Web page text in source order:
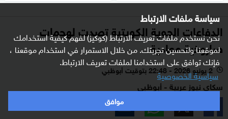
سياسة ملفات الارتباط
نحن نستخدم ملفات تعريف الارتباط (كوكيز) لفهم كيفية استخدامك
لموقعنا ولتحسين تجربتك. من خلال الاستمرار في استخدام موقعنا ،
فإنك توافق على استخدامنا لملفات تعريف الارتباط.
سياسية الخصوصية
موافق
الدفاعات الجوية الكويتية تصدت لهجمات
صاروخية معادية
l 2 يونيو 2026 - 22:48 بتوقيت أبوظبي
سكاي نيوز عربية - أبوظبي